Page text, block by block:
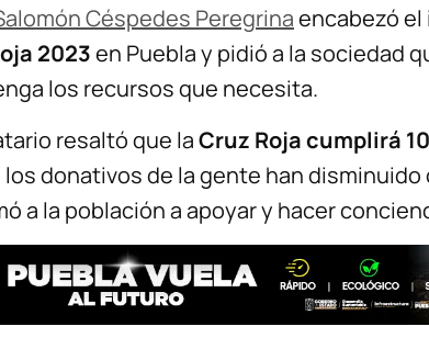
Céspedes Peregrinaencabezó el
2023en Puebla y pidió a la sociedad
los recursos que necesita.
resaltó que laCruz Roja cumplirá
los donativos de la gente han disminuido
a la población a apoyar y hacer